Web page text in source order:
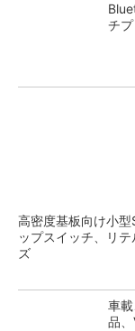
チ
高密度基板向け小型
ップスイッチ、リテ
ズ
車
品